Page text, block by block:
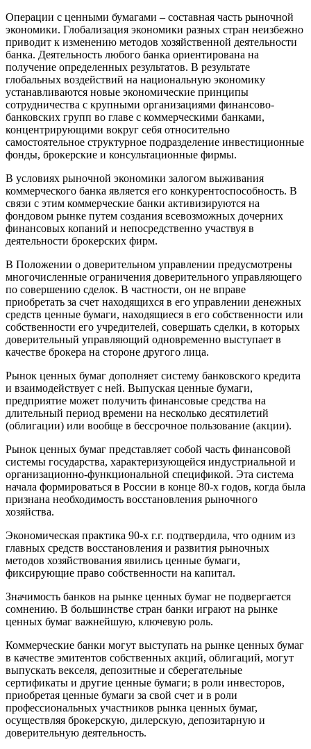
Операции с ценными бумагами – составная часть рыночной
экономики. Глобализация экономики разных стран неизбежно
приводит к изменению методов хозяйственной деятельности
банка. Деятельность любого банка ориентирована на
получение определенных результатов. В результате
глобальных воздействий на национальную экономику
устанавливаются новые экономические принципы
сотрудничества с крупными организациями финансово-
банковских групп во главе с коммерческими банками,
концентрирующими вокруг себя относительно
самостоятельное структурное подразделение инвестиционные
фонды, брокерские и консультационные фирмы.
В условиях рыночной экономики залогом выживания
коммерческого банка является его конкурентоспособность. В
связи с этим коммерческие банки активизируются на
фондовом рынке путем создания всевозможных дочерних
финансовых копаний и непосредственно участвуя в
деятельности брокерских фирм.
В Положении о доверительном управлении предусмотрены
многочисленные ограничения доверительного управляющего
по совершению сделок. В частности, он не вправе
приобретать за счет находящихся в его управлении денежных
средств ценные бумаги, находящиеся в его собственности или
собственности его учредителей, совершать сделки, в которых
доверительный управляющий одновременно выступает в
качестве брокера на стороне другого лица.
Рынок ценных бумаг дополняет систему банковского кредита
и взаимодействует с ней. Выпуская ценные бумаги,
предприятие может получить финансовые средства на
длительный период времени на несколько десятилетий
(облигации) или вообще в бессрочное пользование (акции).
Рынок ценных бумаг представляет собой часть финансовой
системы государства, характеризующейся индустриальной и
организационно-функциональной спецификой. Эта система
начала формироваться в России в конце 80-х годов, когда была
признана необходимость восстановления рыночного
хозяйства.
Экономическая практика 90-х г.г. подтвердила, что одним из
главных средств восстановления и развития рыночных
методов хозяйствования явились ценные бумаги,
фиксирующие право собственности на капитал.
Значимость банков на рынке ценных бумаг не подвергается
сомнению. В большинстве стран банки играют на рынке
ценных бумаг важнейшую, ключевую роль.
Коммерческие банки могут выступать на рынке ценных бумаг
в качестве эмитентов собственных акций, облигаций, могут
выпускать векселя, депозитные и сберегательные
сертификаты и другие ценные бумаги; в роли инвесторов,
приобретая ценные бумаги за свой счет и в роли
профессиональных участников рынка ценных бумаг,
осуществляя брокерскую, дилерскую, депозитарную и
доверительную деятельность.